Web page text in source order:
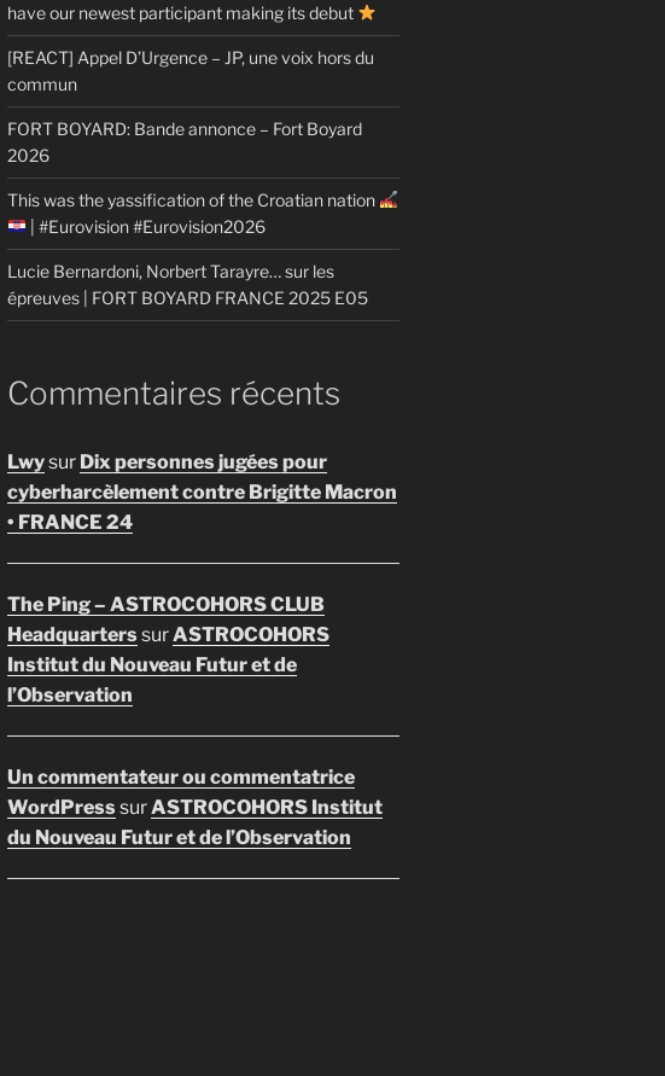
have our newest participant making its debut
[REACT] Appel D’Urgence – JP, une voix hors du
commun
FORT BOYARD: Bande annonce – Fort Boyard
2026
This was the yassification of the Croatian nation
| #Eurovision #Eurovision2026
Lucie Bernardoni, Norbert Tarayre… sur les
épreuves | FORT BOYARD FRANCE 2025 E05
Commentaires récents
Lwysur Dix personnes jugées pour
cyberharcèlement contre Brigitte Macron
• FRANCE 24
The Ping – ASTROCOHORS CLUB
HeadquarterssurASTROCOHORS
Institut du Nouveau Futur et de
l’Observation
Un commentateur ou commentatrice
WordPresssurASTROCOHORS Institut
du Nouveau Futur et de l’Observation